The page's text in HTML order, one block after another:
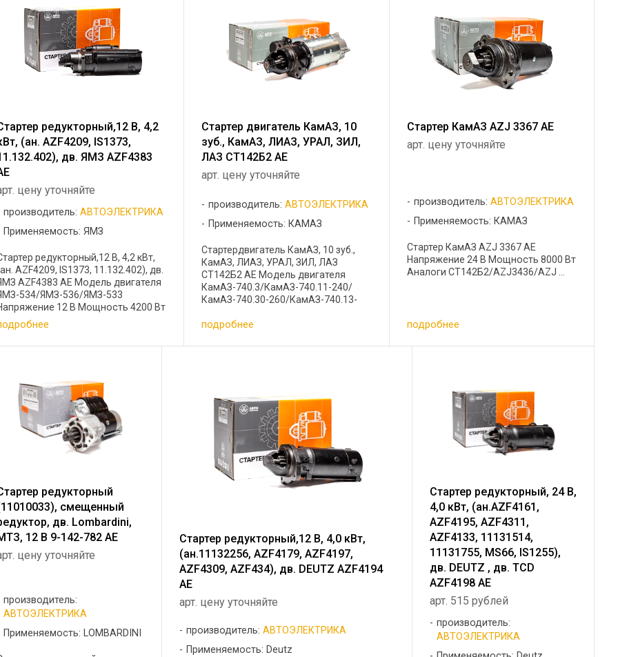
редукторный,12 В, 4,2
(ан. AZF4209, IS1373,
дв. ЯМЗ AZF4383
цену уточняйте
производитель: АВТОЭЛЕКТРИКА
Применяемость: ЯМЗ
редукторный,12 В, 4,2 кВт,
AZF4209, IS1373, 11.132.402), дв.
AZF4383 AE Модель двигателя
534/ЯМЗ-536/ЯМЗ-533
12 В Мощность 4200 Вт
зубьев 9 Кросс-коды
4209/ IS ...
Стартер двигатель КамАЗ, 10
зуб., КамАЗ, ЛИАЗ, УРАЛ, ЗИЛ,
ЛАЗ СТ142Б2 AE
арт. цену уточняйте
производитель:АВТОЭЛЕКТРИКА
Применяемость: КАМАЗ
Стартердвигатель КамАЗ, 10 зуб.,
КамАЗ, ЛИАЗ, УРАЛ, ЗИЛ, ЛАЗ
СТ142Б2 AE Модель двигателя
КамАЗ-740.3/КамАЗ-740.11-240/
КамАЗ-740.30-260/КамАЗ-740.13-
11/AZJ3367/5432.3708-10/1101086
подробнее
Стартер КамАЗ AZJ 3367 AE
арт. цену уточняйте
производитель: АВТОЭЛЕКТРИКА
Применяемость: КАМАЗ
Стартер КамАЗ AZJ 3367 AE
Напряжение 24 В Мощность 8000 Вт
Аналоги СТ142Б2/AZJ3436/AZJ ...
подробнее
редукторный
смещенный
дв. Lombardini,
12 В 9-142-782 AE
цену уточняйте
производитель:
АВТОЭЛЕКТРИКА
Применяемость: LOMBARDINI
Стартер редукторный,12 В, 4,0 кВт,
(ан.11132256, AZF4179, AZF4197,
AZF4309, AZF434), дв. DEUTZ AZF4194
AE
арт. цену уточняйте
производитель: АВТОЭЛЕКТРИКА
Применяемость: Deutz
Стартер редукторный, 24 В,
4,0 кВт, (ан.AZF4161,
AZF4195, AZF4311,
AZF4133, 11131514,
11131755, MS66, IS1255),
дв. DEUTZ , дв. TCD
AZF4198 AE
арт. 515 рублей
производитель:
АВТОЭЛЕКТРИКА